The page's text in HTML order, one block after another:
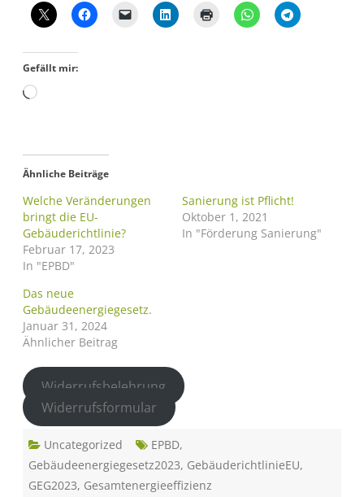
Gefällt mir:
Ähnliche Beiträge
Welche Veränderungen
bringt die EU-
Gebäuderichtlinie?
Februar 17, 2023
In "EPBD"
Sanierung ist Pflicht!
Oktober 1, 2021
In "Förderung Sanierung"
Das neue
Gebäudeenergiegesetz.
Januar 31, 2024
Ähnlicher Beitrag
Widerrufsbelehrung
Widerrufsformular
Uncategorized EPBD,
Gebäudeenergiegesetz2023, GebäuderichtlinieEU,
GEG2023, Gesamtenergieeffizienz